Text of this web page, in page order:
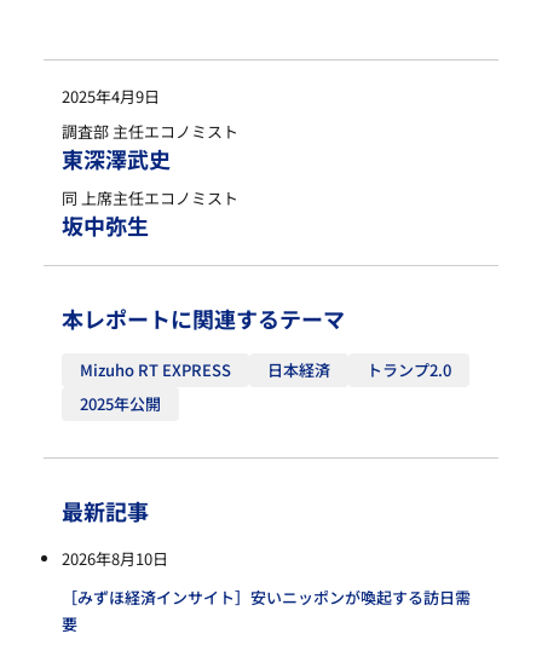
最新記事
2026年8月10日
［みずほ経済インサイト］安いニッポンが喚起する訪日需
要
2025年4月9日
調査部 主任エコノミスト
東深澤武史
同 上席主任エコノミスト
坂中弥生
本レポートに関連するテーマ
Mizuho RT EXPRESS 日本経済
トランプ2.0
2025年公開